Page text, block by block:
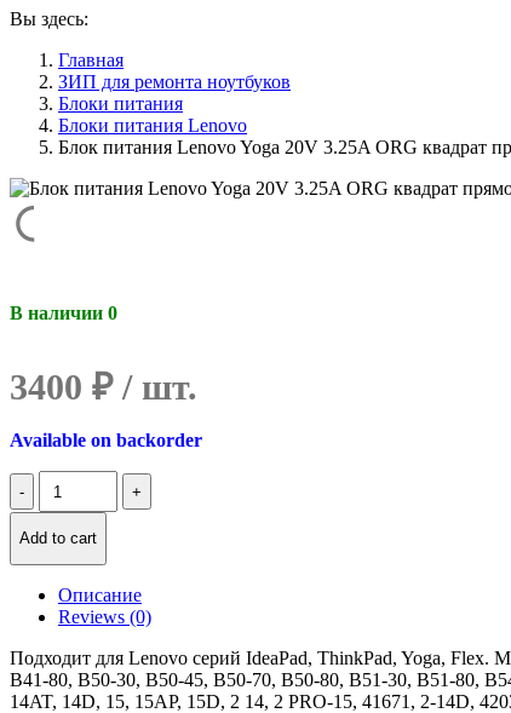
Вы здесь:
Главная
ЗИП для ремонта ноутбуков
Блоки питания
Блоки питания Lenovo
Блок питания Lenovo Yoga 20V 3.25A ORG квадрат
В наличии 0
3400 ₽
Available on backorder
Количество
Блок
Lenovo
Yoga
20V
3.25A
квадрат
прямоугольное
гнездо
Add to cart
Описание
Reviews (0)
Подходит для Lenovo серий IdeaPad, ThinkPad, Yoga, Flex.
B41-80, B50-30, B50-45, B50-70, B50-80, B51-30, B51-80,
14AT, 14D, 15, 15AP, 15D, 2 14, 2 PRO-15, 41671, 2-14D,